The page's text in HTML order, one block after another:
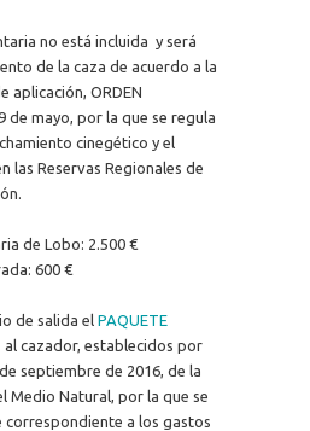
no está incluida y será
de la caza de acuerdo a la
aplicación, ORDEN
de mayo, por la que se regula
cinegético y el
las Reservas Regionales de
de Lobo: 2.500 €
600 €
de salida el PAQUETE
al cazador, establecidos por
septiembre de 2016, de la
Medio Natural, por la que se
correspondiente a los gastos